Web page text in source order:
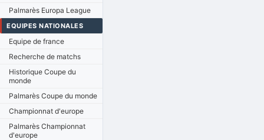
Palmarès Europa League
EQUIPES NATIONALES
Equipe de france
Recherche de matchs
Historique Coupe du
monde
Palmarès Coupe du monde
Championnat d'europe
Palmarès Championnat
d'europe